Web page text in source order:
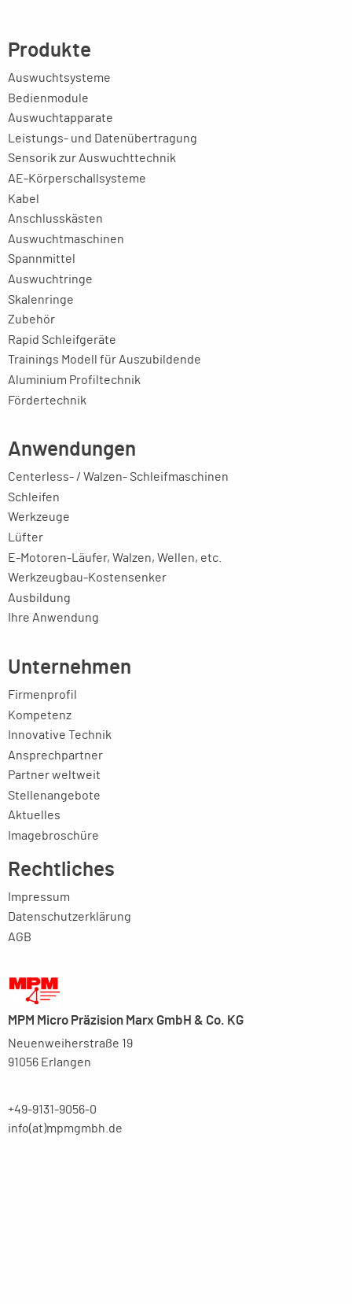
Produkte
Auswuchtsysteme
Bedienmodule
Auswuchtapparate
Leistungs- und Datenübertragung
Sensorik zur Auswuchttechnik
AE-Körperschallsysteme
Kabel
Anschlusskästen
Auswuchtmaschinen
Spannmittel
Auswuchtringe
Skalenringe
Zubehör
Rapid Schleifgeräte
Trainings Modell für Auszubildende
Aluminium Profiltechnik
Fördertechnik
Anwendungen
Centerless- / Walzen- Schleifmaschinen
Schleifen
Werkzeuge
Lüfter
E-Motoren-Läufer, Walzen, Wellen, etc.
Werkzeugbau-Kostensenker
Ausbildung
Ihre Anwendung
Unternehmen
Firmenprofil
Kompetenz
Innovative Technik
Ansprechpartner
Partner weltweit
Stellenangebote
Aktuelles
Imagebroschüre
Rechtliches
Impressum
Datenschutzerklärung
AGB
MPM Micro Präzision Marx GmbH & Co. KG
Neuenweiherstraße 19
91056 Erlangen
+49-9131-9056-0
info(at)mpmgmbh.de